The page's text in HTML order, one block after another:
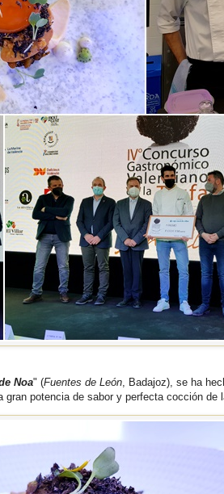
Noa" (Fuentes de León, Badajoz), se ha
gran potencia de sabor y perfecta cocción de